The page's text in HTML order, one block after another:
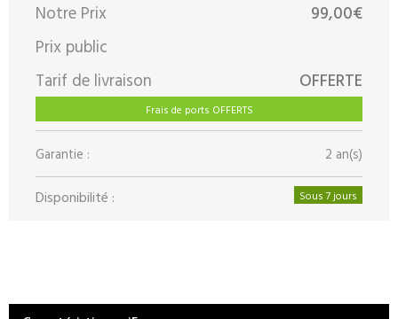
Notre Prix
99,00€
Prix public
Tarif de livraison
OFFERTE
Frais de ports OFFERTS
Garantie : 2 an(s)
Disponibilité : Sous 7 jours